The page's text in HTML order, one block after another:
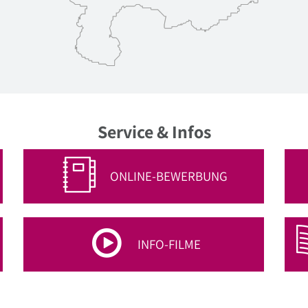
Service & Infos
ONLINE-BEWERBUNG
INFO-FILME